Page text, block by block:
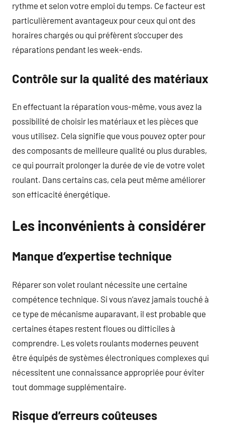
rythme et selon votre emploi du temps. Ce facteur est
particulièrement avantageux pour ceux qui ont des
horaires chargés ou qui préfèrent s’occuper des
réparations pendant les week-ends.
Contrôle sur la qualité des matériaux
En effectuant la réparation vous-même, vous avez la
possibilité de choisir les matériaux et les pièces que
vous utilisez. Cela signifie que vous pouvez opter pour
des composants de meilleure qualité ou plus durables,
ce qui pourrait prolonger la durée de vie de votre volet
roulant. Dans certains cas, cela peut même améliorer
son efficacité énergétique.
Les inconvénients à considérer
Manque d’expertise technique
Réparer son volet roulant nécessite une certaine
compétence technique. Si vous n’avez jamais touché à
ce type de mécanisme auparavant, il est probable que
certaines étapes restent floues ou difficiles à
comprendre. Les volets roulants modernes peuvent
être équipés de systèmes électroniques complexes qui
nécessitent une connaissance appropriée pour éviter
tout dommage supplémentaire.
Risque d’erreurs coûteuses